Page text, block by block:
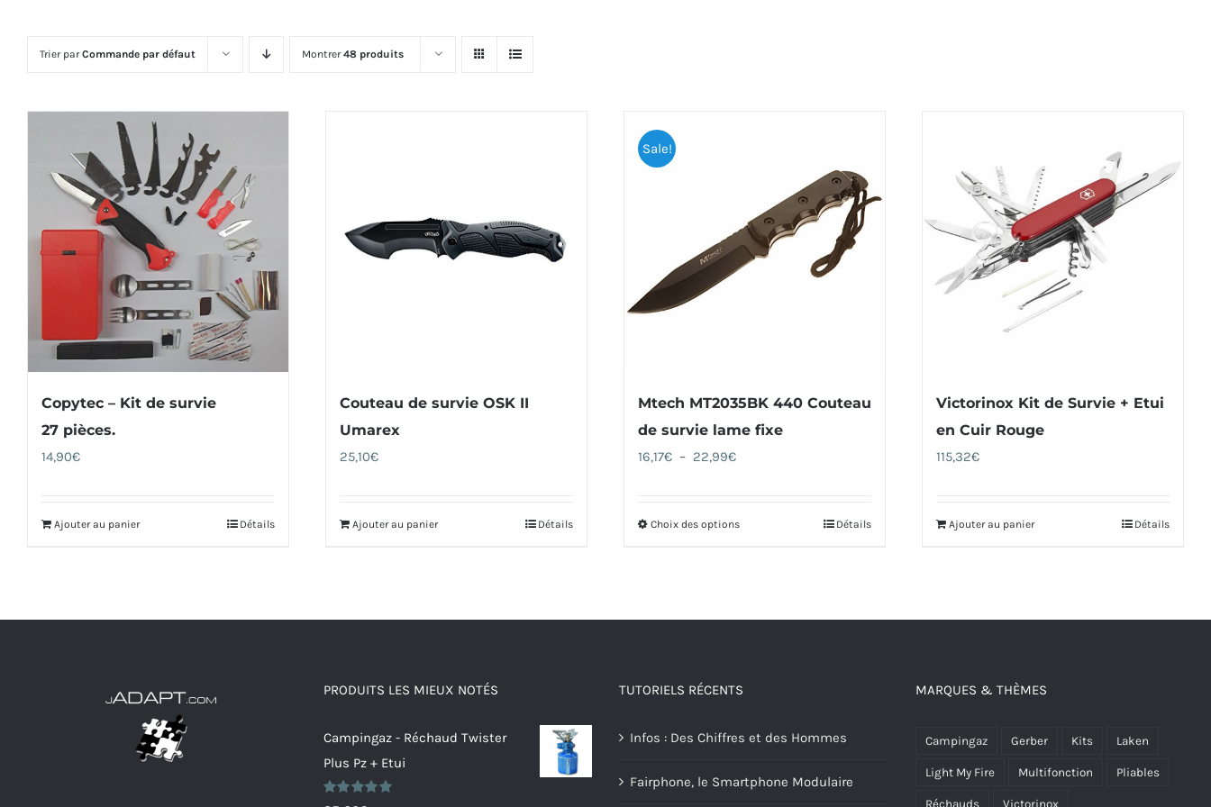
Trier parCommande par défaut Montrer48 produits
Copytec – Kit de survie
27 pièces.
14,90€
Ajouter au panier Détails
Couteau de survie OSK II
Umarex
25,10€
Ajouter au panier Détails
Sale!
Mtech MT2035BK 440 Couteau
de survie lame fixe
16,17€ – 22,99€Plage
16,17€
Choix des optionsCe
être
sur
Détails
Victorinox Kit de Survie + Etui
en Cuir Rouge
115,32€
Ajouter au panier Détails
PRODUITS LES MIEUX NOTÉS
Campingaz - Réchaud Twister
Plus Pz + Etui
TUTORIELS RÉCENTS
Infos : Des Chiffres et des Hommes
Fairphone, le Smartphone Modulaire
MARQUES & THÈMES
Campingaz Gerber Kits Laken
Light My Fire Multifonction Pliables
Réchauds Victorinox